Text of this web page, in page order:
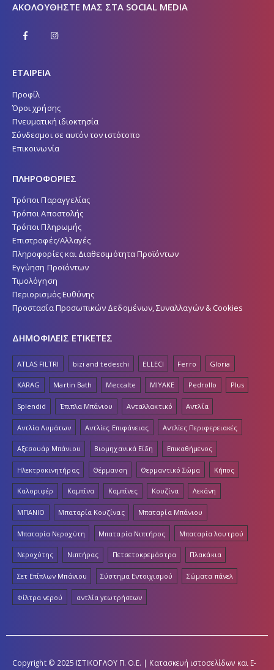
ΑΚΟΛΟΥΘΉΣΤΕ ΜΑΣ ΣΤΑ SOCIAL MEDIA
ΕΤΑΙΡΕΙΑ
Προφίλ
Όροι χρήσης
Πνευματική ιδιοκτησία
Σύνδεσμοι σε αυτόν τον ιστότοπο
Επικοινωνία
ΠΛΗΡΟΦΟΡΙΕΣ
Τρόποι Παραγγελίας
Τρόποι Αποστολής
Τρόποι Πληρωμής
Επιστροφές/Αλλαγές
Πληροφορίες και Διαθεσιμότητα Προϊόντων
Εγγύηση Προϊόντων
Τιμολόγηση
Περιορισμός Ευθύνης
Προστασία Προσωπικών Δεδομένων, Συναλλαγών & Cookies
ΔΗΜΟΦΙΛΕΙΣ ΕΤΙΚΕΤΕΣ
ATLAS FILTRI bizi and tedeschi ELLECI Ferro Gloria
KARAG Martin Bath Meccalte MIYAKE Pedrollo Plus
Splendid Έπιπλα Μπάνιου Ανταλλακτικό Αντλία
Αντλία Λυμάτων Αντλίες Επιφάνειας Αντλίες Περιφερειακές
Αξεσουάρ Μπάνιου Βιομηχανικά Είδη Επικαθήμενος
Ηλεκτροκινητήρας Θέρμανση Θερμαντικό Σώμα Κήπος
Καλοριφέρ Καμπίνα Καμπίνες Κουζίνα Λεκάνη
ΜΠΑΝΙΟ Μπαταρία Κουζίνας Μπαταρία Μπάνιου
Μπαταρία Νεροχύτη Μπαταρία Νιπτήρος Μπαταρία λουτρού
Νεροχύτης Νιπτήρας Πετσετοκρεμάστρα Πλακάκια
Σετ Επίπλων Μπάνιου Σύστημα Εντοιχισμού Σώματα πάνελ
Φίλτρα νερού αντλία γεωτρήσεων
Copyright © 2025 ΙΣΤΙΚΟΓΛΟΥ Π. Ο.Ε. | Κατασκευή ιστοσελίδων και E-